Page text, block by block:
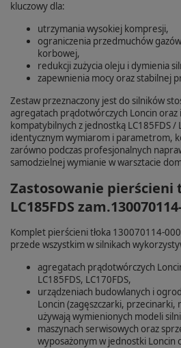
kluczowy dla:
utrzymania wysokiej kompresji,
ograniczenia przedmuchów
korbowej,
redukcji zużycia oleju i dymienia
zapewnienia mocy oraz stabilnej
Zestaw przeznaczony jest do silników
agregatach prądotwórczych Loncin oraz
kompatybilnych z jednostką LC185FDS /
identycznym wymiarom i parametrom,
zarówno podczas profesjonalnych
samodzielnej wymianie w warsztacie
Zastosowanie pierścieni
LC185FDS
Komplet pierścieni tłoka
przede wszystkim w silnikach
agregatach prądotwórczych
LC185FDS, LC170FDS,
urządzeniach budowlanych i
Loncin (zagęszczarki, przecinarki,
używają wymienionych modeli
maszynach serwisowych oraz
wyposażonym w jednostki Loncin